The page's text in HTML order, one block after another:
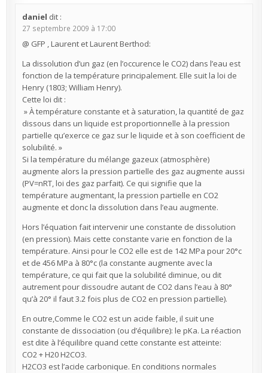
daniel dit :
27 septembre 2009 à 17:00
@ GFP , Laurent et Laurent Berthod:
La dissolution d’un gaz (en l’occurence le CO2) dans l’eau est
fonction de la température principalement. Elle suit la loi de
Henry (1803; William Henry).
Cette loi dit :
» À température constante et à saturation, la quantité de gaz
dissous dans un liquide est proportionnelle à la pression
partielle qu’exerce ce gaz sur le liquide et à son coefficient de
solubilité. »
Si la température du mélange gazeux (atmosphère)
augmente alors la pression partielle des gaz augmente aussi
(PV=nRT, loi des gaz parfait). Ce qui signifie que la
température augmentant, la pression partielle en CO2
augmente et donc la dissolution dans l’eau augmente.
Hors l’équation fait intervenir une constante de dissolution
(en pression). Mais cette constante varie en fonction de la
température. Ainsi pour le CO2 elle est de 142 MPa pour 20°c
et de 456 MPa à 80°c (la constante augmente avec la
température, ce qui fait que la solubilité diminue, ou dit
autrement pour dissoudre autant de CO2 dans l’eau à 80°
qu’à 20° il faut 3.2 fois plus de CO2 en pression partielle).
En outre,Comme le CO2 est un acide faible, il suit une
constante de dissociation (ou d’équilibre): le pKa. La réaction
est dite à l’équilibre quand cette constante est atteinte:
CO2 + H20 H2CO3.
H2CO3 est l’acide carbonique. En conditions normales